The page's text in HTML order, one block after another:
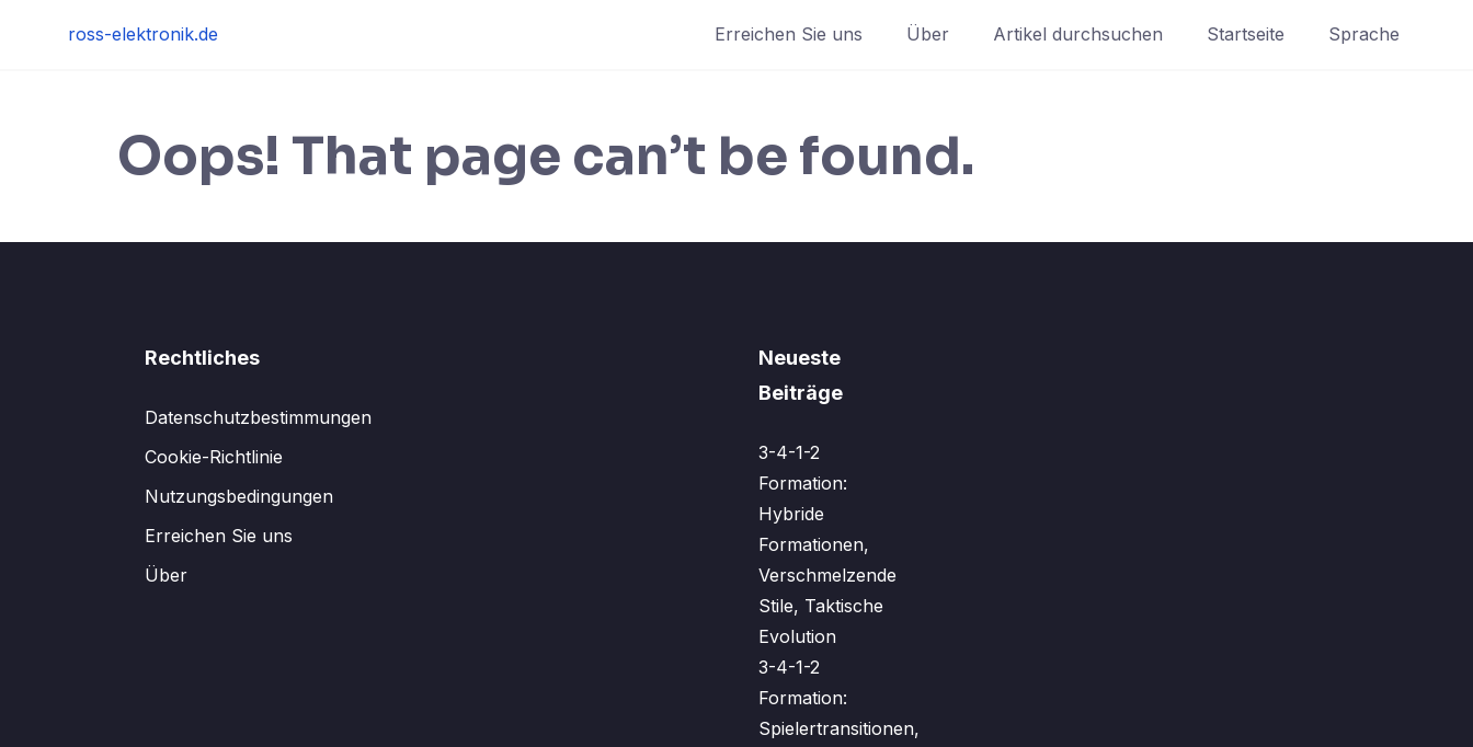
ross-elektronik.de Erreichen Sie uns Über Artikel durchsuchen Startseite Sprache
Oops! That page can’t be found.
Rechtliches
Datenschutzbestimmungen
Cookie-Richtlinie
Nutzungsbedingungen
Erreichen Sie uns
Über
Neueste
Beiträge
3-4-1-2
Formation:
Hybride
Formationen,
Verschmelzende
Stile, Taktische
Evolution
3-4-1-2
Formation:
Spielertransitionen,